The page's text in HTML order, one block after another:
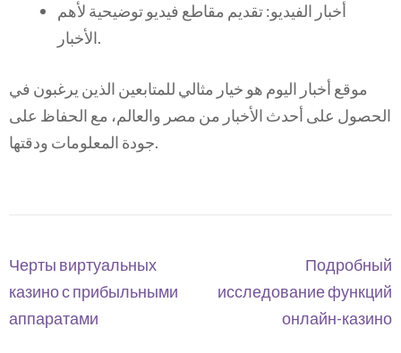
أخبار الفيديو: تقديم مقاطع فيديو توضيحية لأهم
الأخبار.
موقع أخبار اليوم هو خيار مثالي للمتابعين الذين يرغبون في
الحصول على أحدث الأخبار من مصر والعالم، مع الحفاظ على
جودة المعلومات ودقتها.
Navegación
de
entradas
Черты виртуальных
казино с прибыльными
аппаратами
Подробный
исследование функций
онлайн-казино